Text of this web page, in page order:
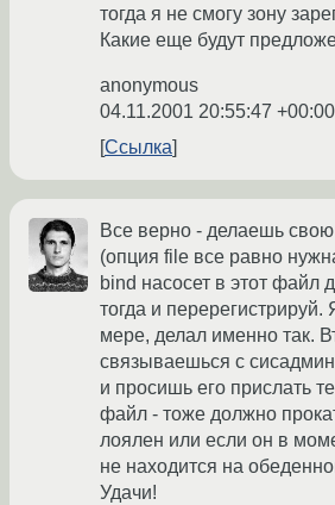
тогда я не смогу зону
Какие еще будут
anonymous
04.11.2001 20:55:47 +00:00
Ссылка
Все верно - делаешь свою
(опция file все равно
bind насосет в этот файл
тогда и перерегистрируй.
мере, делал именно так.
связываешься с
и просишь его прислать
файл - тоже должно
лоялен или если он в
не находится на
Удачи!